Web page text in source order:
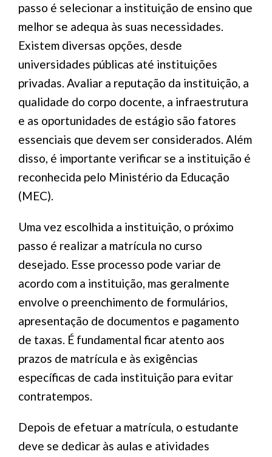
passo é selecionar a instituição de ensino que
melhor se adequa às suas necessidades.
Existem diversas opções, desde
universidades públicas até instituições
privadas. Avaliar a reputação da instituição, a
qualidade do corpo docente, a infraestrutura
e as oportunidades de estágio são fatores
essenciais que devem ser considerados. Além
disso, é importante verificar se a instituição é
reconhecida pelo Ministério da Educação
(MEC).
Uma vez escolhida a instituição, o próximo
passo é realizar a matrícula no curso
desejado. Esse processo pode variar de
acordo com a instituição, mas geralmente
envolve o preenchimento de formulários,
apresentação de documentos e pagamento
de taxas. É fundamental ficar atento aos
prazos de matrícula e às exigências
específicas de cada instituição para evitar
contratempos.
Depois de efetuar a matrícula, o estudante
deve se dedicar às aulas e atividades